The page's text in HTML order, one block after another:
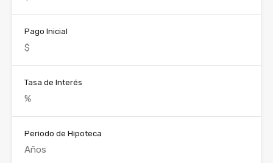
Pago Inicial
Tasa de Interés
Periodo de Hipoteca